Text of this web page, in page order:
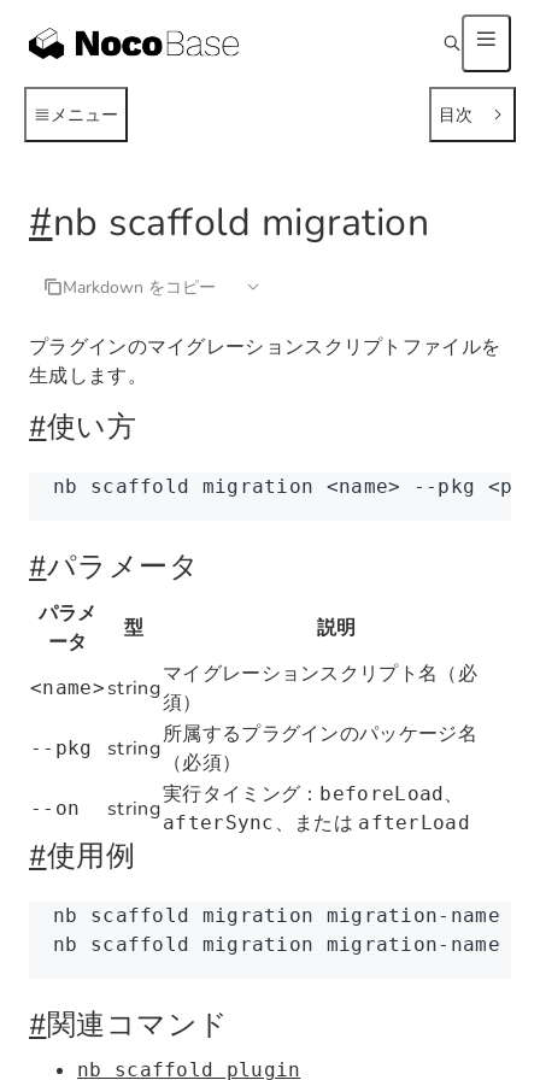
メニュー 目次
#nb scaffold migration
Markdown をコピー
プラグインのマイグレーションスクリプトファイルを
生成します。
#使い方
nb scaffold migration <name> --pkg <pk
#パラメータ
パラメ
ータ
型 説明
<name> string
マイグレーションスクリプト名（必
須）
--pkg string
所属するプラグインのパッケージ名
（必須）
--on string
実行タイミング： beforeLoad、
afterSync 、または afterLoad
#使用例
nb scaffold migration migration-name
nb scaffold migration migration-name
#関連コマンド
nb scaffold plugin